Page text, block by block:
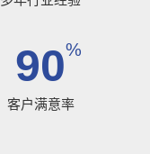
90%
客户满意率